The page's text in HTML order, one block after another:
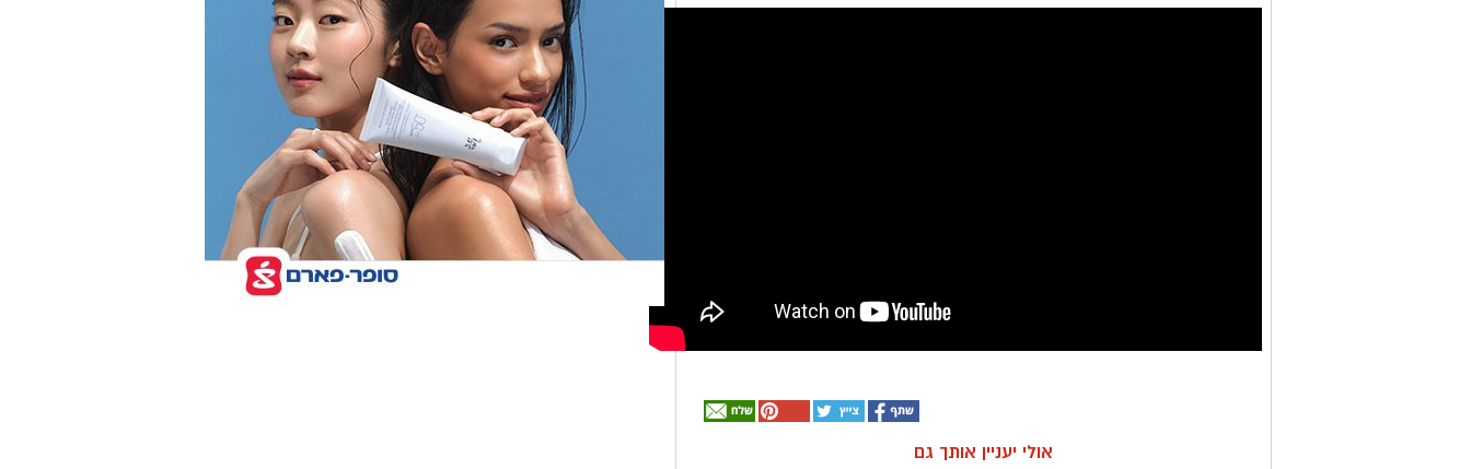
אולי יעניין אותך גם